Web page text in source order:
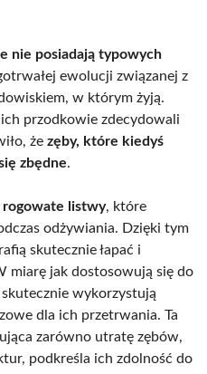
nie posiadają typowych
ewolucji związanej z
w którym żyją.
przodkowie zdecydowali
że zęby, które kiedyś
zbędne.
rogowate listwy, które
odżywiania. Dzięki tym
skutecznie łapać i
miarę jak dostosowują się do
wykorzystują
dla ich przetrwania. Ta
zarówno utratę zębów,
podkreśla ich zdolność do